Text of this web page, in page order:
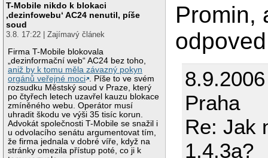
T-Mobile nikdo k blokaci
‚dezinfowebu‘ AC24 nenutil, píše
soud
3.8. 17:22 | Zajímavý článek
Firma T-Mobile blokovala
„dezinformační web“ AC24 bez toho,
aniž by k tomu měla závazný pokyn
orgánů veřejné moci
. Píše to ve svém
rozsudku Městský soud v Praze, který
po čtyřech letech uzavřel kauzu blokace
zmíněného webu. Operátor musí
uhradit škodu ve výši 35 tisíc korun.
Advokát společnosti T-Mobile se snažil i
u odvolacího senátu argumentovat tím,
že firma jednala v dobré víře, když na
stránky omezila přístup poté, co ji k
Promin,
Praha
Re: Jak
1.4.3a?